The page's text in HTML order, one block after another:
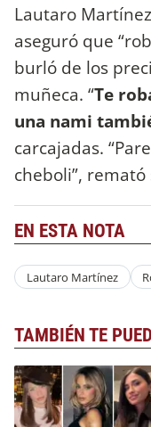
Lautaro
aseguró que
burló de los
muñeca. “Te
una nami
carcajadas.
cheboli”,
EN ESTA NOTA
Lautaro Martínez
TAMBIÉN TE